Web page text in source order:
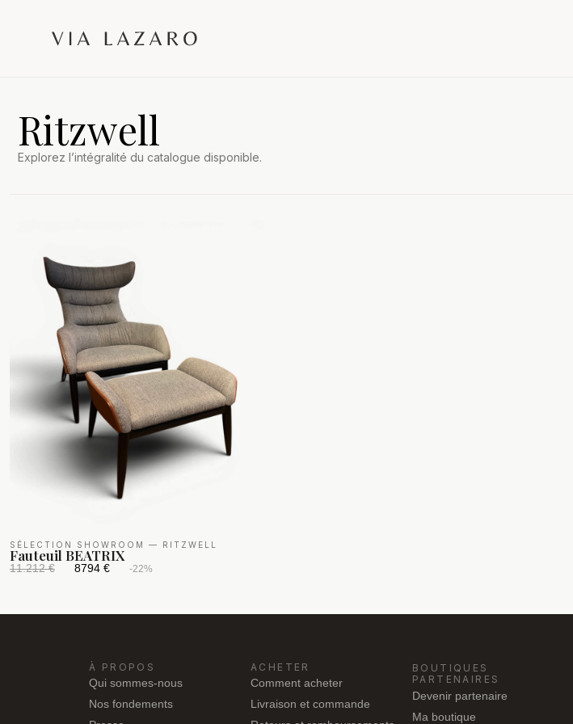
Ritzwell
Explorez l’intégralité du catalogue disponible.
SÉLECTION SHOWROOM — RITZWELL
Fauteuil BEATRIX
11.212 € 8794 € -22%
À PROPOS
Qui sommes-nous
Nos fondements
ACHETER
Comment acheter
Livraison et commande
BOUTIQUES
PARTENAIRES
Devenir partenaire
Ma boutique